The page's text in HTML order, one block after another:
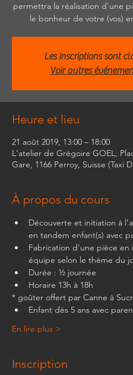
permettra la réalisation d’une
le bonheur de votre (vos)
Les inscriptions sont
Voir autres
Heure et lieu
21 août 2019, 13:00 – 18:00
L'atelier de Grégoire GOEL,
Gare, 1166 Perroy, Suisse (Taxi
À propos du cours
Découverte et initiation à
en tandem enfant(s) avec
Fabrication d’une pièce en
équipe selon le thème du
Durée : ½ journée
Horaire 13h à 18h
* goûter offert par Canne à
Enfant dès 5 ans avec
En lire plus >
Inscription